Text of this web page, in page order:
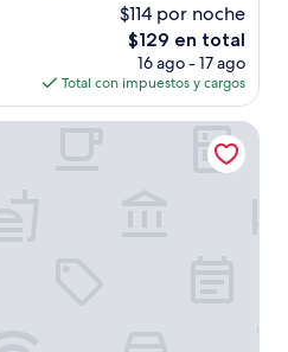
$114 por noche
El
precio
actual
es
de
$129 en total
16 ago - 17 ago
Total con impuestos y cargos
Isles Kissimmee